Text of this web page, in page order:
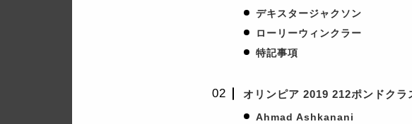
デキスタージャクソン
ローリーウィンクラー
特記事項
オリンピア 2019 212ポンドクラ
Ahmad Ashkanani